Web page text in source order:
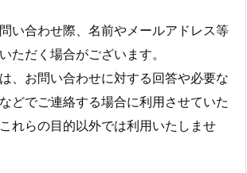
い合わせ際、名前やメールアドレス等
ただく場合がございます。
、お問い合わせに対する回答や必要な
どでご連絡する場合に利用させていた
れらの目的以外では利用いたしませ